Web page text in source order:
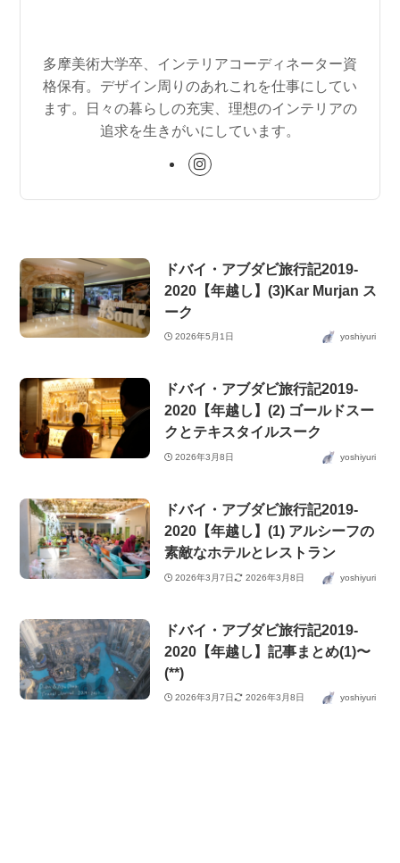
多摩美術大学卒、インテリアコーディネーター資
格保有。デザイン周りのあれこれを仕事にしてい
ます。日々の暮らしの充実、理想のインテリアの
追求を生きがいにしています。
ドバイ・アブダビ旅行記2019-
2020【年越し】(3)Kar Murjan ス
ーク
2026年5月1日 yoshiyuri
ドバイ・アブダビ旅行記2019-
2020【年越し】(2) ゴールドスー
クとテキスタイルスーク
2026年3月8日 yoshiyuri
ドバイ・アブダビ旅行記2019-
2020【年越し】(1) アルシーフの
素敵なホテルとレストラン
2026年3月7日 2026年3月8日 yoshiyuri
ドバイ・アブダビ旅行記2019-
2020【年越し】記事まとめ(1)〜
(**)
2026年3月7日 2026年3月8日 yoshiyuri